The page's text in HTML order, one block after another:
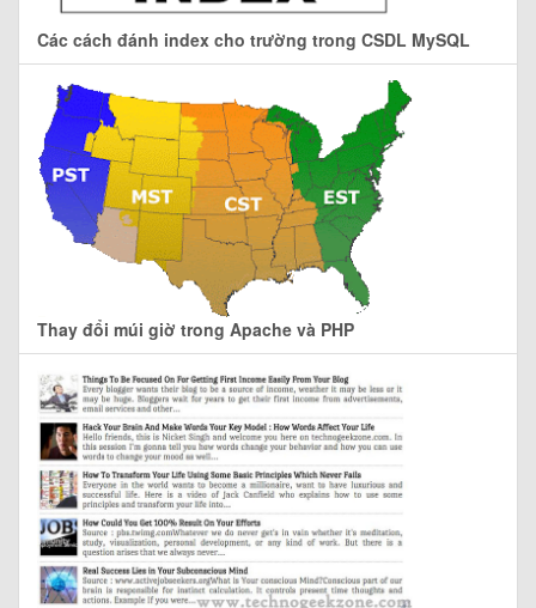
Các cách đánh index cho trường trong CSDL MySQL
Thay đổi múi giờ trong Apache và PHP